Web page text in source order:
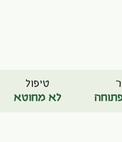
טיפול
לא מחוטא